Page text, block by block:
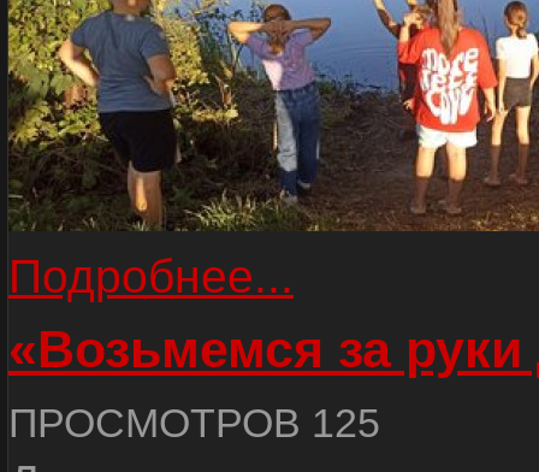
Подробнее...
«Возьмемся за руки
ПРОСМОТРОВ 125